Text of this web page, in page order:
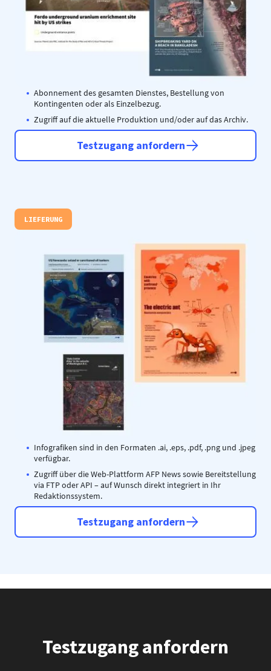
Abonnement des gesamten Dienstes, Bestellung von
Kontingenten oder als Einzelbezug.
Zugriff auf die aktuelle Produktion und/oder auf das Archiv.
Testzugang anfordern
LIEFERUNG
Infografiken sind in den Formaten .ai, .eps, .pdf, .png und .jpeg
verfügbar.
Zugriff über die Web-Plattform AFP News sowie Bereitstellung
via FTP oder API – auf Wunsch direkt integriert in Ihr
Redaktionssystem.
Testzugang anfordern
Testzugang anfordern